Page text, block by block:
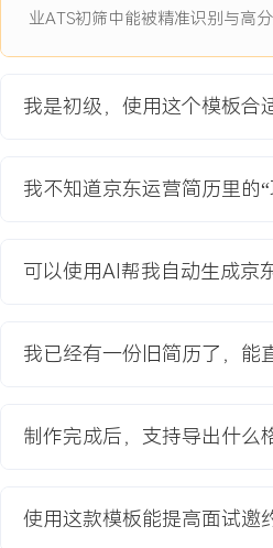
及基础文案上传，确保店铺在开业前
3.执行初期引流计划：设置海投计
较好的单品进行小额精准投放，测试
据反馈，对商品标题、主图及推广
破XXX元。
X.X，平均获客成本从XXX元降至
2020-09 -2024-07
业ATS初筛中能被精准识别与高分
我是初级，使用这个模板合
我不知道京东运营简历里的
可以使用AI帮我自动生成京
我已经有一份旧简历了，能
制作完成后，支持导出什么
使用这款模板能提高面试邀